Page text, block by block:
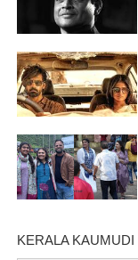
KERALA KAUMUDI